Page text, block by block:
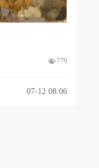
779
07-12 08:06